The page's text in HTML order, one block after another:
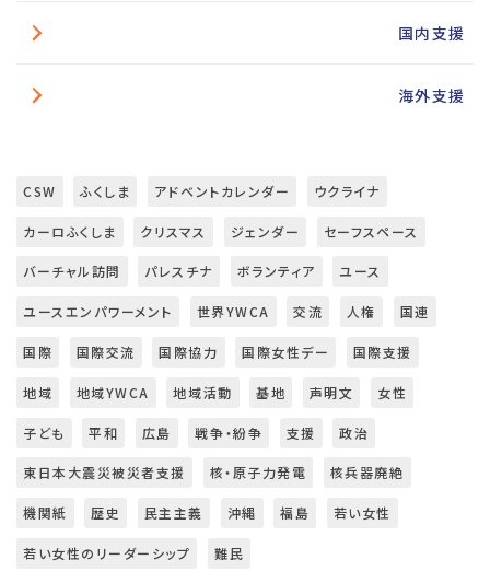
国内支援
海外支援
CSW ふくしま アドベントカレンダー ウクライナ
カーロふくしま クリスマス ジェンダー セーフスペース
バーチャル訪問 パレスチナ ボランティア ユース
ユースエンパワーメント 世界YWCA 交流 人権 国連
国際 国際交流 国際協力 国際女性デー 国際支援
地域 地域YWCA 地域活動 基地 声明文 女性
子ども 平和 広島 戦争・紛争 支援 政治
東日本大震災被災者支援 核・原子力発電 核兵器廃絶
機関紙 歴史 民主主義 沖縄 福島 若い女性
若い女性のリーダーシップ 難民